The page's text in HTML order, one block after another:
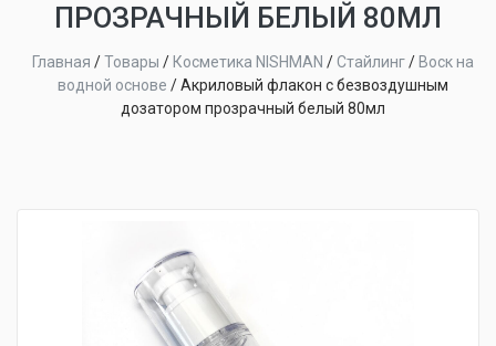
ПРОЗРАЧНЫЙ БЕЛЫЙ 80МЛ
Главная /Товары / Косметика NISHMAN /Стайлинг/ Воск на
водной основе /Акриловый флакон с безвоздушным
дозатором прозрачный белый 80мл